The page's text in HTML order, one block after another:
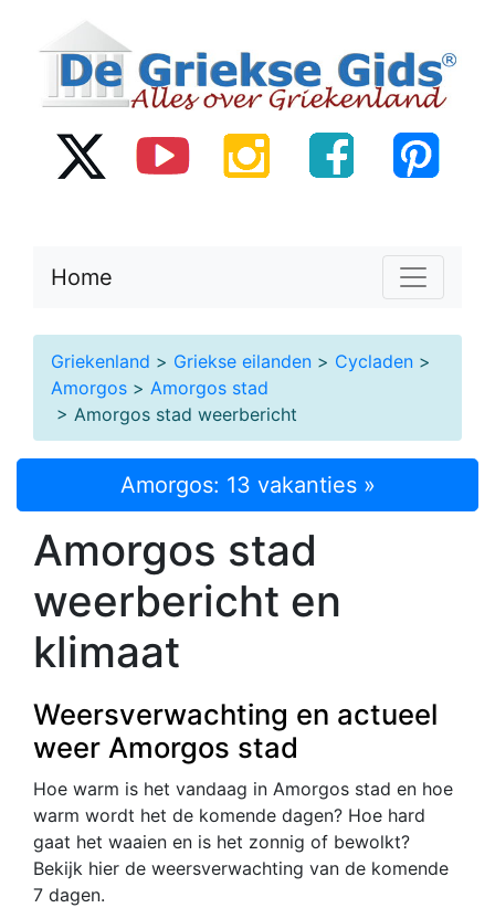
Home
Griekenland > Griekse eilanden > Cycladen >
Amorgos > Amorgos stad
> Amorgos stad weerbericht
Amorgos: 13 vakanties »
Amorgos stad
weerbericht en
klimaat
Weersverwachting en actueel
weer Amorgos stad
Hoe warm is het vandaag in Amorgos stad en hoe
warm wordt het de komende dagen? Hoe hard
gaat het waaien en is het zonnig of bewolkt?
Bekijk hier de weersverwachting van de komende
7 dagen.